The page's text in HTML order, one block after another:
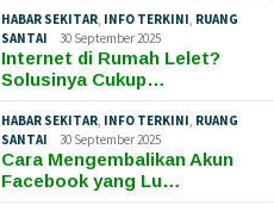
HABAR SEKITAR INFO TERKINI RUANG
SANTAI
30 September 2025
Internet di Rumah Lelet?
Solusinya Cukup…
HABAR SEKITAR INFO TERKINI RUANG
SANTAI
30 September 2025
Cara Mengembalikan Akun
Facebook yang Lu…